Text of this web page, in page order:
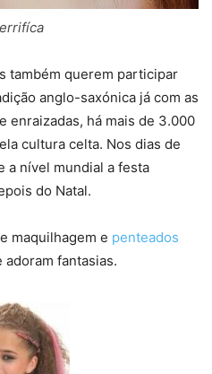
também querem participar
anglo-saxónica já com as
enraizadas, há mais de 3.000
cultura celta. Nos dias de
a nível mundial a festa
do Natal.
maquilhagem e penteados
adoram fantasias.